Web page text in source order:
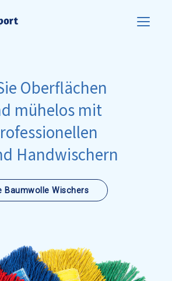
Oberflächen
mühelos mit
Handwischern
Baumwolle Wischers